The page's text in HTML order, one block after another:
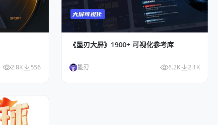
2.8K 556
《墨刃大屏》1900+ 可视化参考库
墨刃 6.2K 2.1K